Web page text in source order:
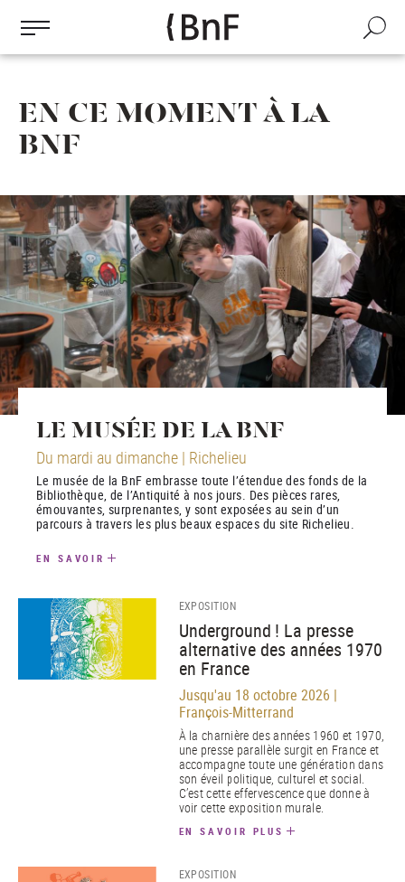
contenu
Recherche
EN CE MOMENT À LA
BNF
LE MUSÉE DE LA BNF
Du mardi au dimanche | Richelieu
Le musée de la BnF embrasse toute l’étendue des fonds de la
Bibliothèque, de l’Antiquité à nos jours. Des pièces rares,
émouvantes, surprenantes, y sont exposées au sein d’un
parcours à travers les plus beaux espaces du site Richelieu.
EN SAVOIR
EXPOSITION
Underground ! La presse
alternative des années 1970
en France
Jusqu'au 18 octobre 2026 |
François-Mitterrand
À la charnière des années 1960 et 1970,
une presse parallèle surgit en France et
accompagne toute une génération dans
son éveil politique, culturel et social.
C’est cette effervescence que donne à
voir cette exposition murale.
EN SAVOIR PLUS
EXPOSITION